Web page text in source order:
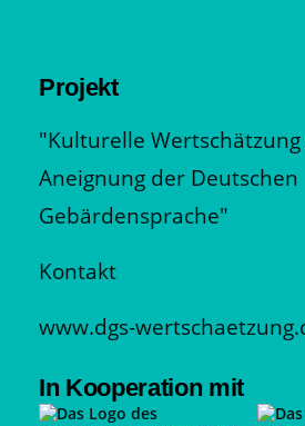
Projekt
"Kulturelle
Aneignung der Deutschen
Gebärdensprache"
Kontakt
www.dgs-
In Kooperation mit